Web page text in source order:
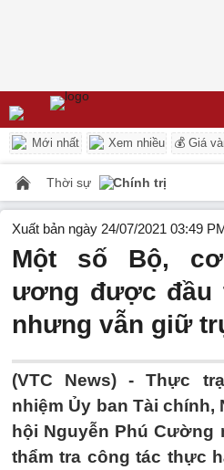
Mới nhất Xem nhiều 💰 Giá
Thời sự Chính trị
Xuất bản ngày 24/07/2021 03:49
Một số Bộ,
ương được
nhưng vẫn giữ
(VTC News) -Thực
nhiệm Ủy ban Tài chính,
hội Nguyễn Phú Cường
thẩm tra công tác thực